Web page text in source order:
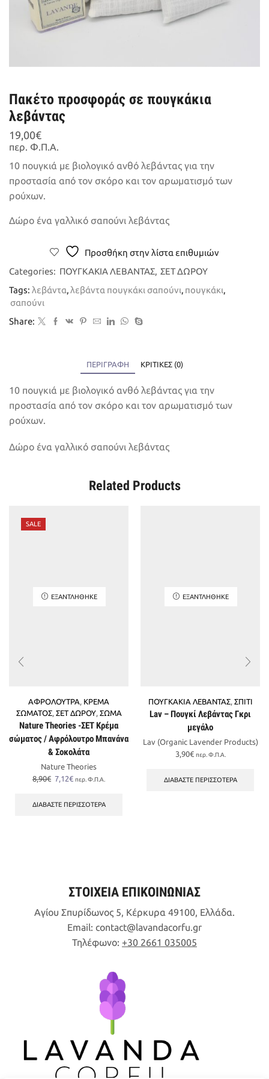
Πακέτο προσφοράς σε πουγκάκια
λεβάντας
19,00€
περ. Φ.Π.Α.
10 πουγκιά με βιολογικό ανθό λεβάντας για την
προστασία από τον σκόρο και τον αρωματισμό των
ρούχων.
Δώρο ένα γαλλικό σαπούνι λεβάντας
Προσθήκη στην λίστα επιθυμιών
Categories: ΠΟΥΓΚΑΚΙΑ ΛΕΒΑΝΤΑΣ, ΣΕΤ ΔΩΡΟΥ
Tags: λεβάντα,λεβάντα πουγκάκι σαπούνι, πουγκάκι,
σαπούνι
Share:
ΠΕΡΙΓΡΑΦΉ ΚΡΙΤΙΚΈΣ (0)
10 πουγκιά με βιολογικό ανθό λεβάντας για την
προστασία από τον σκόρο και τον αρωματισμό των
ρούχων.
Δώρο ένα γαλλικό σαπούνι λεβάντας
Related Products
SALE
ΕΞΑΝΤΛΉΘΗΚΕ
ΑΦΡΟΛΟΥΤΡΑ, ΚΡΕΜΑ
ΣΩΜΑΤΟΣ, ΣΕΤ ΔΩΡΟΥ, ΣΩΜΑ
Nature Theories -ΣΕΤ Κρέμα
σώματος / Αφρόλουτρο Μπανάνα
& Σοκολάτα
Nature Theories
8,90€ Original
was:
7,12€Η
τιμή
περ. Φ.Π.Α.
ΔΙΑΒΆΣΤΕ ΠΕΡΙΣΣΌΤΕΡΑ
ΕΞΑΝΤΛΉΘΗΚΕ
ΠΟΥΓΚΑΚΙΑ ΛΕΒΑΝΤΑΣ, ΣΠΙΤΙ
Lav – Πουγκί Λεβάντας Γκρι
μεγάλο
Lav (Organic Lavender Products)
3,90€ περ. Φ.Π.Α.
ΔΙΑΒΆΣΤΕ ΠΕΡΙΣΣΌΤΕΡΑ
ΣΤΟΙΧΕΙΑ ΕΠΙΚΟΙΝΩΝΙΑΣ
Αγίου Σπυρίδωνος 5, Κέρκυρα 49100, Ελλάδα.
Email: contact lavandacorfu gr
Τηλέφωνο: +30 2661 035005